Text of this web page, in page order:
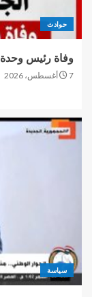
حوادث
وفاة رئيس وحدة
7 أغسطس، 2026
سياسة